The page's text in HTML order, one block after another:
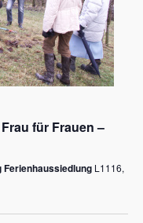
für Frauen –
Ferienhaussiedlung L1116,